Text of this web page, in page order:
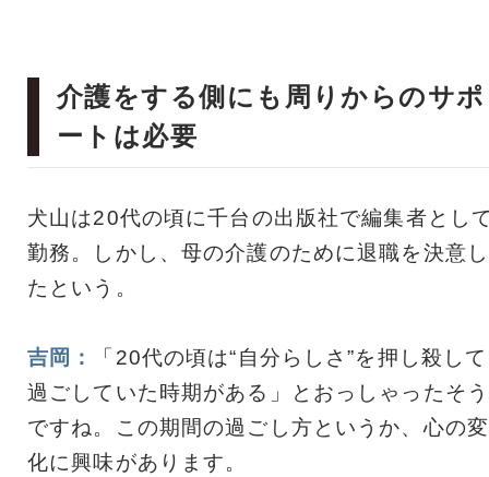
介護をする側にも周りからのサポ
ートは必要
犬山は20代の頃に千台の出版社で編集者とし
勤務。しかし、母の介護のために退職を決意し
たという。
吉岡：
「20代の頃は“自分らしさ”を押し殺して
過ごしていた時期がある」とおっしゃったそう
ですね。この期間の過ごし方というか、心の変
化に興味があります。